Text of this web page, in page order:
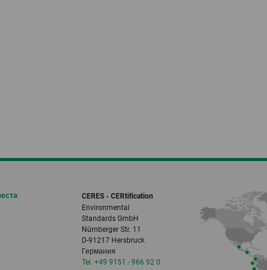
CERES - CERtification
Environmental
Standards GmbH
Nürnberger Str. 11
D-91217 Hersbruck
Германия
Tel. +49 9151 - 966 92 0